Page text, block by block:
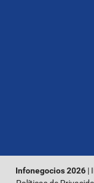
Infonegocios 2026 |